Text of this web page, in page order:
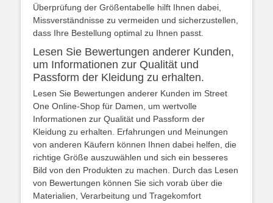
Überprüfung der Größentabelle hilft Ihnen dabei,
Missverständnisse zu vermeiden und sicherzustellen,
dass Ihre Bestellung optimal zu Ihnen passt.
Lesen Sie Bewertungen anderer Kunden,
um Informationen zur Qualität und
Passform der Kleidung zu erhalten.
Lesen Sie Bewertungen anderer Kunden im Street
One Online-Shop für Damen, um wertvolle
Informationen zur Qualität und Passform der
Kleidung zu erhalten. Erfahrungen und Meinungen
von anderen Käufern können Ihnen dabei helfen, die
richtige Größe auszuwählen und sich ein besseres
Bild von den Produkten zu machen. Durch das Lesen
von Bewertungen können Sie sich vorab über die
Materialien, Verarbeitung und Tragekomfort